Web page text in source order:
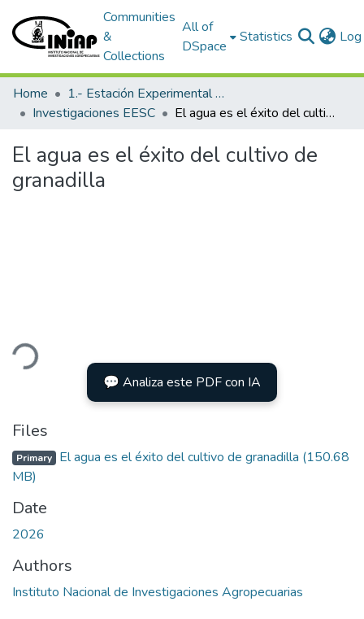
Communities
&
Collections
All of
DSpace
Statistics
Home
1.- Estación Experimental Santa Catalina
Investigaciones EESC
El agua es el éxito del cultivo de granadilla
El agua es el éxito del cultivo de
granadilla
💬 Analiza este PDF con IA
Files
Primary El agua es el éxito del cultivo de granadilla (150.68
MB)
Date
2026
Authors
Instituto Nacional de Investigaciones Agropecuarias